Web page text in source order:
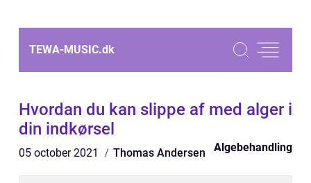
TEWA-MUSIC.dk
Hvordan du kan slippe af med alger i
din indkørsel
05 october 2021 Thomas Andersen Algebehandling